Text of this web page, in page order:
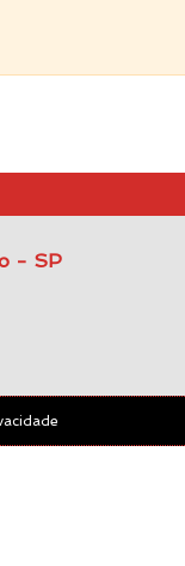
- SP